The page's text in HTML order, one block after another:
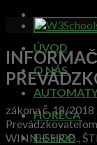
ÚVOD
O NÁS
HORECA
E-SHOP
zákona č. 18/2018
WINNIE S.R.O.,